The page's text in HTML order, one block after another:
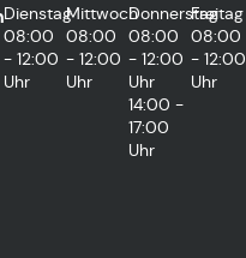
Dienstag
08:00
- 12:00
Uhr
Mittwoch
08:00
- 12:00
Uhr
Donnerstag
08:00
- 12:00
Uhr
14:00 -
17:00
Uhr
Freitag
08:00
- 12:00
Uhr